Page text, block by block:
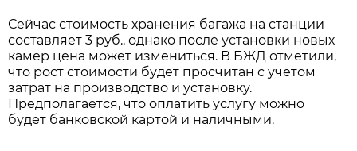
Сейчас стоимость хранения багажа на станции
составляет 3 руб., однако после установки новых
камер цена может измениться. В БЖД отметили,
что рост стоимости будет просчитан с учетом
затрат на производство и установку.
Предполагается, что оплатить услугу можно
будет банковской картой и наличными.